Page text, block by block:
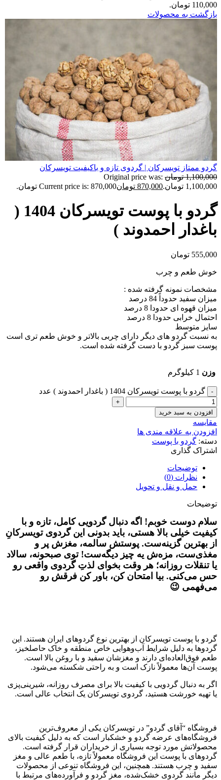
110,000 تومان.
بازگشت به محصولات
گردو ممتاز تویسرکان | گردوی تازه و باکیفیت تویسرکان
1,100,000 تومان Original price was:
1,100,000 تومان.
870,000 تومانCurrent price is: 870,000 تومان.
گردو با پوست تویسرکان 1404 (
باغدار احمدوند )
555,000 تومان
خوش طعم و چرب
مشخصات نمونه گرفته شده :
میزان سفید حدوداً 84 درصد
میزان قهوه ای حدودا 8 درصد
احتمال خرابی حدودا 8 درصد
سایز متوسط
به نسبت گردو های دیگر دارای چربی بالاتر و خوش طعم تری است
پوست سبز گردو با دست گرفته شده است.
وزن 1 کیلوگرم
گردو با پوست تویسرکان 1404 ( باغدار احمدوند ) عدد
افزودن به سبد خرید
مقایسه
افزودن به علاقه مندی ها
دسته: گردو با پوست
اشتراک گذاری
توضیحات
نظرات (0)
حمل و نقل و تحویل
توضیحات
سلام دوست خوبم! اگه دنبال گردویی کامل، تازه و با
کیفیت خیلی بالا هستی، باید بدونی این گردوی تویسرکانِ
از بهترین گزینه‌ست. پوستش سالمه، مغزش پر و
مغذی‌ست، مزه‌ش یه چیز دیگه‌ست! توی صبحونه، سالاد
یا تنقلات روزانه؛ هر وقت بخوای لذتِ گردوی واقعی رو
حس می‌کنی. بیا امتحان کن، باور کن فرقش رو
می‌فهمی 😉
گردو با پوست تویسرکان از بهترین نوع گردوهای ایران هستند. این
گردوها به دلیل شرایط آب‌وهوایی خاص منطقه و خاک حاصلخیز،
طعم فوق‌العاده‌ای دارند و مغزشان سفید و با روغن بالا است.
پوست آن‌ها معمولاً نازک است و به راحتی شکسته می‌شود.
اگر به دنبال گردویی با کیفیت بالا برای مصرف روزانه، شیرینی‌پزی
یا تهیه خورشت هستید، گردوی تویسرکان یک انتخاب عالی است.
فروشگاه “آقای گردو” در تویسرکان یکی از معروف‌ترین
فروشگاه‌های عرضه گردو و خشکبار است که به دلیل کیفیت بالای
محصولاتش مورد توجه بسیاری از خریداران قرار گرفته است.
گردوهای با پوست این فروشگاه معمولاً تازه، با طعم عالی و مغز
سفید و چرب هستند. همچنین، این فروشگاه تنوعی از محصولات
دیگر مانند گردوی خشک‌شده، مغز گردو و فرآورده‌های مرتبط با